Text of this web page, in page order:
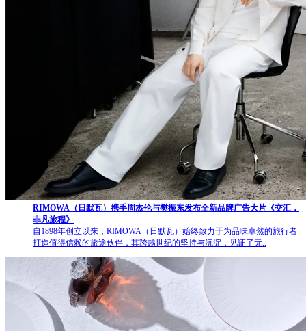
RIMOWA（日默瓦）携手周杰伦与樊振东发布全新品牌广告大片《交汇，
非凡旅程》
自1898年创立以来，RIMOWA（日默瓦）始终致力于为品味卓然的旅行者
打造值得信赖的旅途伙伴，其跨越世纪的坚持与沉淀，见证了无..